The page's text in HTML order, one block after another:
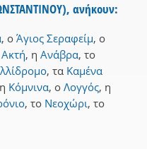
ανήκουν:
, ο Άγιος Σεραφείμ, ο
Ακτή, η Ανάβρα, το
, τα Καμένα
η Κόμνινα, ο Λογγός, η
, το Νεοχώρι, το